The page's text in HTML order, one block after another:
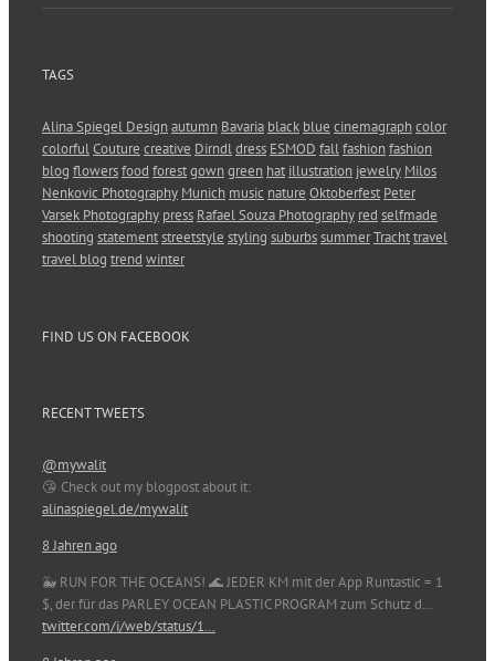
TAGS
Alina Spiegel Designautumn Bavaria black blue cinemagraphcolor
colorfulCouture creative Dirndldress ESMOD fallfashionfashion
blog flowersfood forestgowngreen hat illustration jewelry Milos
Nenkovic Photography Munich music nature Oktoberfest Peter
Varsek Photography press Rafael Souza Photography red selfmade
shooting statementstreetstyle styling suburbssummerTrachttravel
travel blog trend winter
FIND US ON FACEBOOK
RECENT TWEETS
@mywalit
😘 Check out my blogpost about it:
alinaspiegel.de/mywalit
8 Jahren ago
🐳 RUN FOR THE OCEANS! 🌊 JEDER KM mit der App Runtastic = 1
$, der für das PARLEY OCEAN PLASTIC PROGRAM zum Schutz d…
twitter.com/i/web/status/1…